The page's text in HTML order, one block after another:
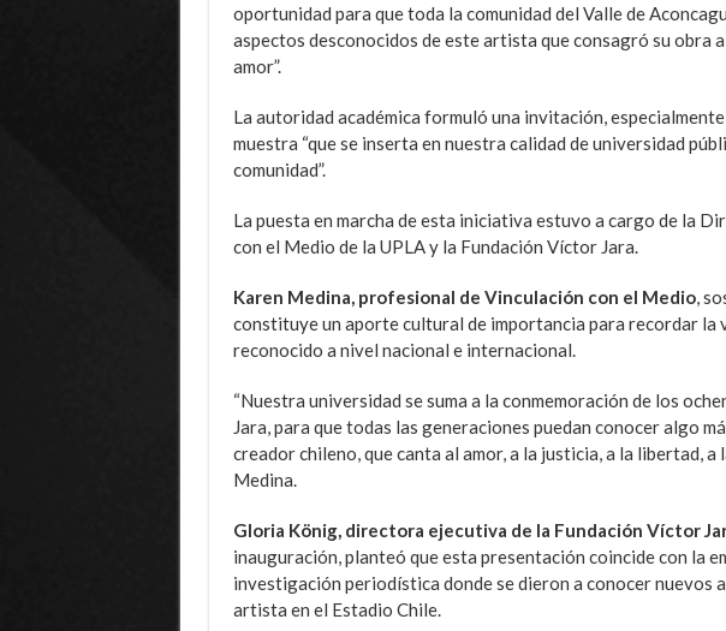
oportunidad para que toda la comunidad del Valle de
aspectos desconocidos de este artista que consagró su obra
amor”.
La autoridad académica formuló una invitación,
muestra “que se inserta en nuestra calidad de universidad
comunidad”.
La puesta en marcha de esta iniciativa estuvo a cargo de la
con el Medio de la UPLA y la Fundación Víctor Jara.
Karen Medina, profesional de Vinculación con el Medio,
constituye un aporte cultural de importancia para recordar la
reconocido a nivel nacional e internacional.
“Nuestra universidad se suma a la conmemoración de los
Jara, para que todas las generaciones puedan conocer algo
creador chileno, que canta al amor, a la justicia, a la libertad, a
Medina.
Gloria König, directora ejecutiva de la Fundación Víctor
inauguración, planteó que esta presentación coincide con la
investigación periodística donde se dieron a conocer nuevos
artista en el Estadio Chile.